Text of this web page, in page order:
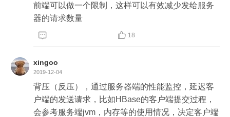
前端可以做一个限制，这样可以有效减少发给服务
器的请求数量
  18
xingoo
2019-12-04
背压（反压），通过服务器端的性能监控，延迟客
户端的发送请求，比如HBase的客户端提交过程，
会参考服务端jvm，内存等的使用情况，决定客户端